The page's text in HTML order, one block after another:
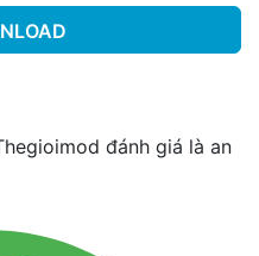
đánh giá là an